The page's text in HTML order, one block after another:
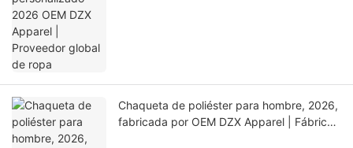
Chaqueta de poliéster para hombre, 2026,
fabricada por OEM DZX Apparel | Fábrica